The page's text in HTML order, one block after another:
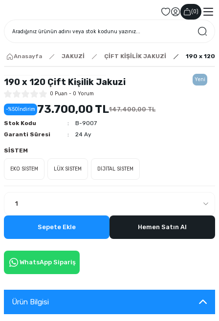
(0)
Anasayfa JAKUZİ ÇİFT KİŞİLİK JAKUZİ 190 x 120
Yeni
190 x 120 Çift Kişilik Jakuzi
0 Puan - 0 Yorum
-%50İndirim 73.700,00 TL147.400,00 TL
Stok Kodu
B-9007
Garanti Süresi
24 Ay
SİSTEM
EKO SİSTEM LÜX SİSTEM DİJİTAL SİSTEM
Sepete Ekle Hemen Satın Al
WhatsApp Sipariş
Ürün Bilgisi